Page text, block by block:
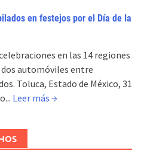
en festejos por el Día de la
en las 14 regiones
automóviles entre
Toluca, Estado de México, 31
Leer más →